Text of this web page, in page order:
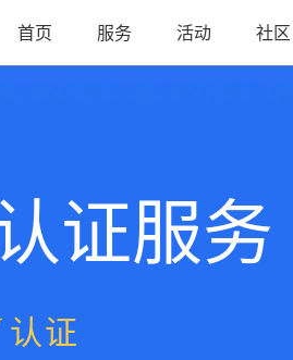
首页 服务 活动 社区
证服务
认证